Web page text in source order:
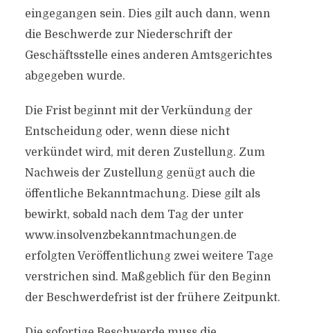
eingegangen sein. Dies gilt auch dann, wenn
die Beschwerde zur Niederschrift der
Geschäftsstelle eines anderen Amtsgerichtes
abgegeben wurde.
Die Frist beginnt mit der Verkündung der
Entscheidung oder, wenn diese nicht
verkündet wird, mit deren Zustellung. Zum
Nachweis der Zustellung genügt auch die
öffentliche Bekanntmachung. Diese gilt als
bewirkt, sobald nach dem Tag der unter
www.insolvenzbekanntmachungen.de
erfolgten Veröffentlichung zwei weitere Tage
verstrichen sind. Maßgeblich für den Beginn
der Beschwerdefrist ist der frühere Zeitpunkt.